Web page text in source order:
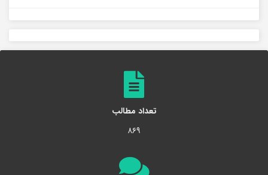
تعداد مطالب
۸۶۹